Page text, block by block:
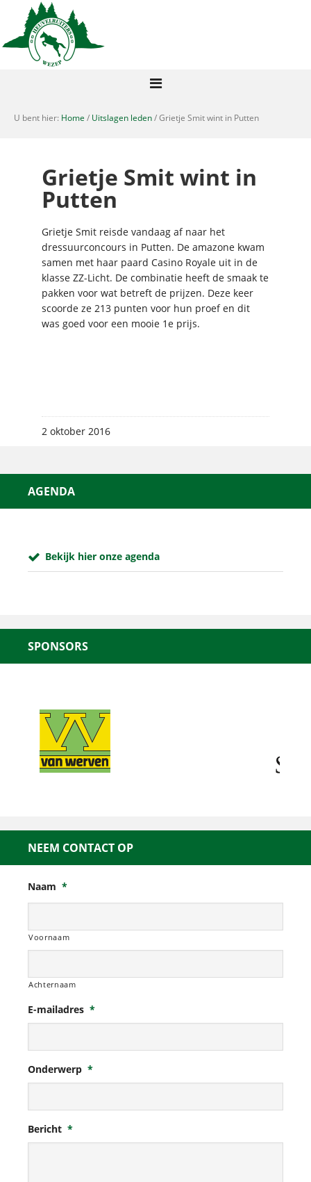
U bent hier: Home / Uitslagen leden/ Grietje Smit wint in Putten
Grietje Smit wint in
Putten
Grietje Smit reisde vandaag af naar het
dressuurconcours in Putten. De amazone kwam
samen met haar paard Casino Royale uit in de
klasse ZZ-Licht. De combinatie heeft de smaak te
pakken voor wat betreft de prijzen. Deze keer
scoorde ze 213 punten voor hun proef en dit
was goed voor een mooie 1e prijs.
2 oktober 2016
AGENDA
Bekijk hier onze agenda
SPONSORS
NEEM CONTACT OP
Naam *
Voornaam
Achternaam
E-mailadres *
Onderwerp *
Bericht *